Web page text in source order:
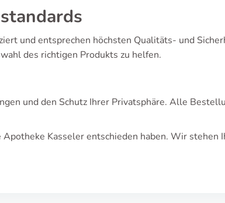
und entsprechen höchsten Qualitäts- und
des richtigen Produkts zu helfen.
und den Schutz Ihrer Privatsphäre. Alle
Kasseler entschieden haben. Wir